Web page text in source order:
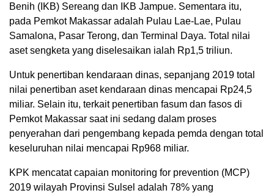
Benih (IKB) Sereang dan IKB Jampue. Sementara itu,
pada Pemkot Makassar adalah Pulau Lae-Lae, Pulau
Samalona, Pasar Terong, dan Terminal Daya. Total nilai
aset sengketa yang diselesaikan ialah Rp1,5 triliun.
Untuk penertiban kendaraan dinas, sepanjang 2019 total
nilai penertiban aset kendaraan dinas mencapai Rp24,5
miliar. Selain itu, terkait penertiban fasum dan fasos di
Pemkot Makassar saat ini sedang dalam proses
penyerahan dari pengembang kepada pemda dengan total
keseluruhan nilai mencapai Rp968 miliar.
KPK mencatat capaian monitoring for prevention (MCP)
2019 wilayah Provinsi Sulsel adalah 78% yang